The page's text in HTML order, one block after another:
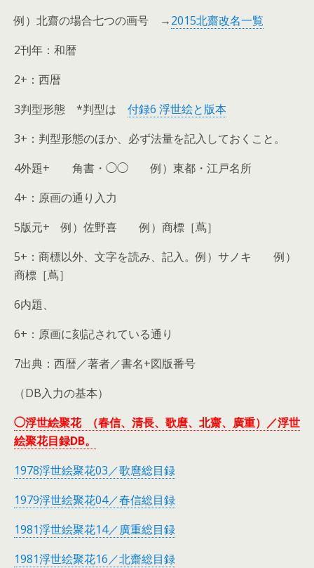
例）北齋の場合七つの画号 →2015北齋改名一覧
2刊年：和暦
2+：西暦
3判型形態 *判型は 付録6 浮世絵と版本
3+：判型形態のほか、必ず法量を記入しておくこと。
4外題+ 角書・◯◯ 例）東都・江戸名所
4+：原画の通り入力
5版元+ 例）佐野喜 例）商標［蔦］
5+：商標以外、文字を読み、記入。例）サノキ 例）
商標［蔦］
6内題、
6+：原画に刻記されている通り
7出典：西暦／著者／書名+図版番号
（DB入力の基本）
◯浮世絵聚花 （春信、清長、歌麿、北齋、廣重）／浮世
絵聚花目録DB。
1978浮世絵聚花03／歌麿総目録
1979浮世絵聚花04／春信総目録
1981浮世絵聚花14／廣重総目録
1981浮世絵聚花16／北齋総目録